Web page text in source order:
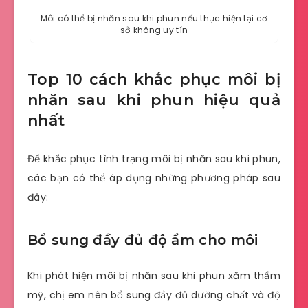
Môi có thể bị nhăn sau khi phun nếu thực hiện tại cơ
sở không uy tín
Top 10 cách khắc phục môi bị
nhăn sau khi phun hiệu quả
nhất
Để khắc phục tình trạng môi bị nhăn sau khi phun,
các bạn có thể áp dụng những phương pháp sau
đây:
Bổ sung đầy đủ độ ẩm cho môi
Khi phát hiện môi bị nhăn sau khi phun xăm thẩm
mỹ, chị em nên bổ sung đầy đủ dưỡng chất và độ